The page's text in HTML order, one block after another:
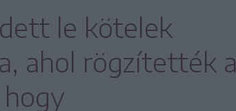
le kötelek
ahol rögzítették a